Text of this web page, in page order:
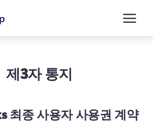
제3자 통지
최종 사용자 사용권 계약